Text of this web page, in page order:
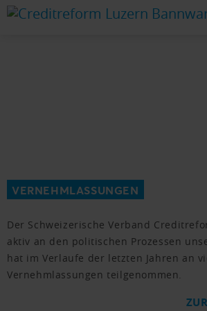
VERNEHMLASSUNGEN
Der Schweizerische Verband
aktiv an den politischen Prozessen
hat im Verlaufe der letzten Jahren an
Vernehmlassungen teilgenommen.